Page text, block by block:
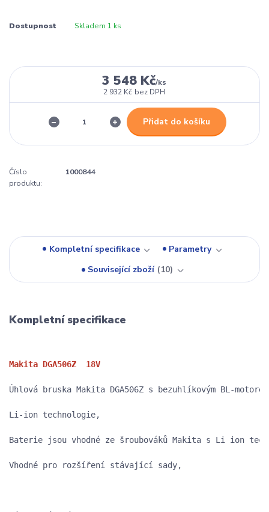
Dostupnost Skladem 1 ks
3 548 Kč/ks
2 932 Kč bez DPH
Přidat do košíku
Číslo
produktu:
1000844
Kompletní specifikace
Parametry
Související zboží
10
Kompletní specifikace
Makita DGA506Z  18V
Úhlová bruska Makita DGA506Z s bezuhlíkovým BL-
Li-ion technologie,
Baterie jsou vhodné ze šroubováků Makita s Li ion
Vhodné pro rozšíření stávající sady,